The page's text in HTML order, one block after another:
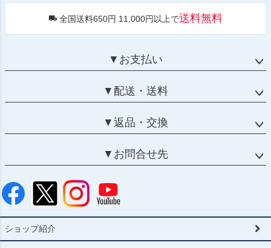
全国送料650円 11,000円以上で送料無料
▼お支払い
▼配送・送料
▼返品・交換
▼お問合せ先
ショップ紹介